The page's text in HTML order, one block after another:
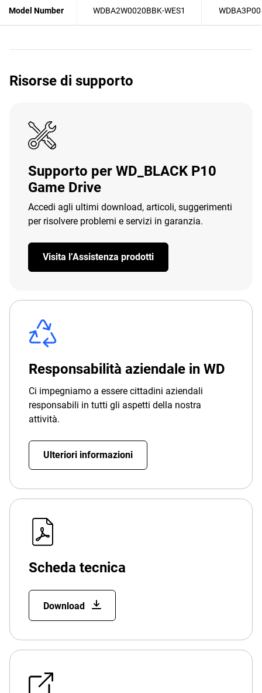
Model Number WDBA2W0020BBK-WES1
Risorse di supporto
Supporto per WD_BLACK P10
Game Drive
Accedi agli ultimi download, articoli, suggerimenti
per risolvere problemi e servizi in garanzia.
Visita l’Assistenza prodotti
Responsabilità aziendale in WD
Ci impegniamo a essere cittadini aziendali
responsabili in tutti gli aspetti della nostra
attività.
Ulteriori informazioni
Scheda tecnica
Download